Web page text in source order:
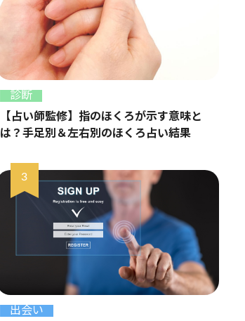
診断
【占い師監修】指のほくろが示す意味と
は？手足別＆左右別のほくろ占い結果
出会い